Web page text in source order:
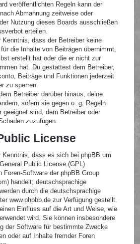
veröffentlichten Regeln kann der
Abmahnung zeitweise oder
Nutzung dieses Boards ausschließen
erteilen.
Kenntnis, dass der Betreiber keine
die Inhalte von Beiträgen übernimmt,
erstellt hat oder die er nicht zur
hat. Du gestattest dem Betreiber,
Beiträge und Funktionen jederzeit
zu sperren.
Betreiber darüber hinaus, deine
sofern sie gegen o. g. Regeln
geeignet sind, dem Betreiber oder
zuzufügen.
License
Kenntnis, dass es sich bei phpBB um
Public License (GPL)
Foren-Software der phpBB Group
handelt; deutschsprachige
durch die deutschsprachige
www.phpbb.de zur Verfügung gestellt.
Einfluss auf die Art und Weise, wie
wird. Sie können insbesondere
der Software für bestimmte Zwecke
oder auf Inhalte fremder Foren